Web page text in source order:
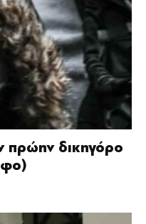
πρώην δικηγόρο